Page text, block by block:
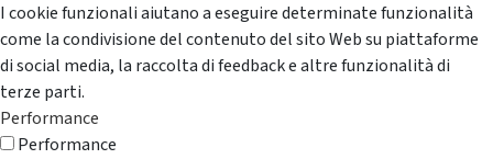
I cookie funzionali aiutano a eseguire determinate funzionalità
come la condivisione del contenuto del sito Web su piattaforme
di social media, la raccolta di feedback e altre funzionalità di
terze parti.
Performance
Performance